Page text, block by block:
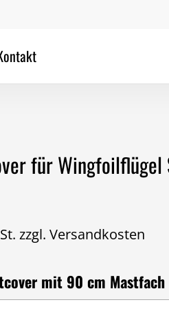
für Wingfoilflügel
zzgl.Versandkosten
mit 90 cm Mastfach
Stingray“